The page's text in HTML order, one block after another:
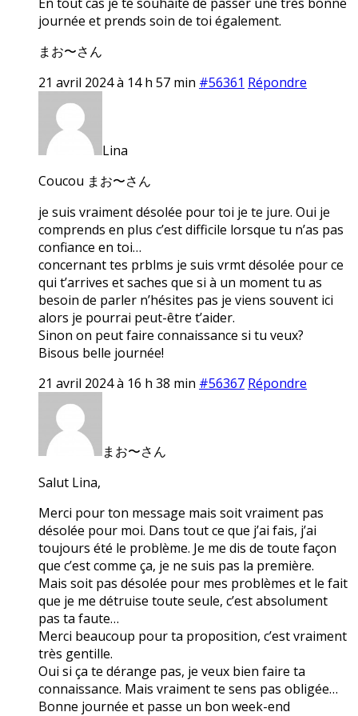
journée et prends soin de toi également.
まお〜さん
21 avril 2024 à 14 h 57 min #56361 Répondre
Lina
Coucou まお〜さん
je suis vraiment désolée pour toi je te jure. Oui je
comprends en plus c’est difficile lorsque tu n’as pas
confiance en toi…
concernant tes prblms je suis vrmt désolée pour ce
qui t’arrives et saches que si à un moment tu as
besoin de parler n’hésites pas je viens souvent ici
alors je pourrai peut-être t’aider.
Sinon on peut faire connaissance si tu veux?
Bisous belle journée!
21 avril 2024 à 16 h 38 min #56367 Répondre
まお〜さん
Salut Lina,
Merci pour ton message mais soit vraiment pas
désolée pour moi. Dans tout ce que j’ai fais, j’ai
toujours été le problème. Je me dis de toute façon
que c’est comme ça, je ne suis pas la première.
Mais soit pas désolée pour mes problèmes et le fait
que je me détruise toute seule, c’est absolument
pas ta faute…
Merci beaucoup pour ta proposition, c’est vraiment
très gentille.
Oui si ça te dérange pas, je veux bien faire ta
connaissance. Mais vraiment te sens pas obligée…
Bonne journée et passe un bon week-end